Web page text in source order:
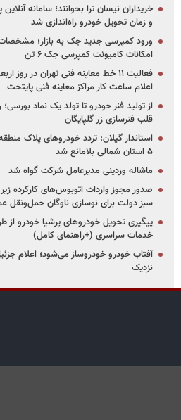
خریداران نیسان ترا بخوانند؛ سامانه آنلاین
و زمان تحویل خودرو راه‌اندازی شد
ورود کمپرسی جدید جک به بازار؛
امکانات کامیونت کمپرسی جک ۶ تن
فعالیت ۱۱ خط معاینه فنی تهران در روز
اعلام ساعت کار مراکز معاینه فنی پایتخت
از تولید فنر خودرو تا تولد یک نماد
قلب فنرسازی زر گلپایگان
استاندار گیلان: تردد خودروهای پلاک منطقه
۵ استان شمالی بلامانع شد
ماشاله وردینی مدیرعامل شرکت گواه شد
سبز دولت برای نوسازی ناوگان حمل‌ونقل
پیگیری تحویل خودروهای پرشیا خودرو از
خدمات سراسری (+راهنمای کامل)
آفتاب خودرو خودروساز می‌شود؛ اعلام
نزدیک